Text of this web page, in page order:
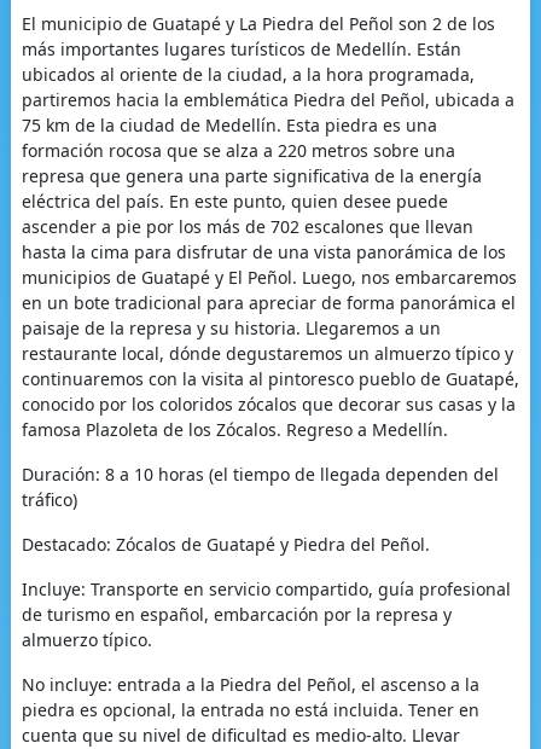
El municipio de Guatapé y La Piedra del Peñol son 2 de los
más importantes lugares turísticos de Medellín. Están
ubicados al oriente de la ciudad, a la hora programada,
partiremos hacia la emblemática Piedra del Peñol, ubicada a
75 km de la ciudad de Medellín. Esta piedra es una
formación rocosa que se alza a 220 metros sobre una
represa que genera una parte significativa de la energía
eléctrica del país. En este punto, quien desee puede
ascender a pie por los más de 702 escalones que llevan
hasta la cima para disfrutar de una vista panorámica de los
municipios de Guatapé y El Peñol. Luego, nos embarcaremos
en un bote tradicional para apreciar de forma panorámica el
paisaje de la represa y su historia. Llegaremos a un
restaurante local, dónde degustaremos un almuerzo típico y
continuaremos con la visita al pintoresco pueblo de Guatapé,
conocido por los coloridos zócalos que decorar sus casas y la
famosa Plazoleta de los Zócalos. Regreso a Medellín.
Duración: 8 a 10 horas (el tiempo de llegada dependen del
tráfico)
Destacado: Zócalos de Guatapé y Piedra del Peñol.
Incluye: Transporte en servicio compartido, guía profesional
de turismo en español, embarcación por la represa y
almuerzo típico.
No incluye: entrada a la Piedra del Peñol, el ascenso a la
piedra es opcional, la entrada no está incluida. Tener en
cuenta que su nivel de dificultad es medio-alto. Llevar